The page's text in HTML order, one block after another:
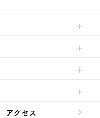
アクセス